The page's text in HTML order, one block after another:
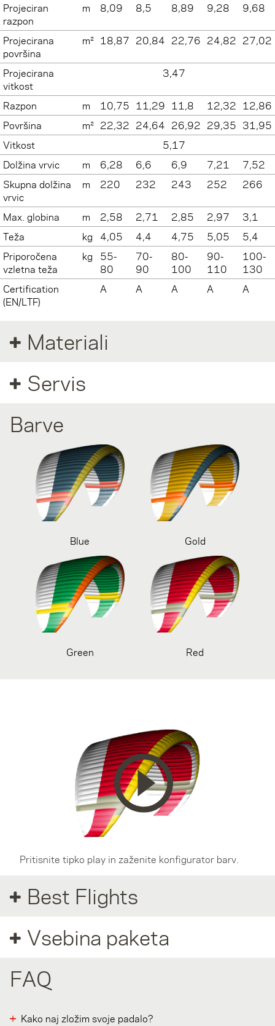
Projeciran
razpon
m 8,09 8,5 8,89 9,28 9,68
Projecirana
površina
m² 18,87 20,84 22,76 24,82 27,02
Projecirana
vitkost
3,47
Razpon m 10,75 11,29 11,8 12,32 12,86
Površina
m² 22,32 24,64 26,92 29,35 31,95
Vitkost
5,17
Dolžina vrvic
m 6,28 6,6 6,9 7,21
7,52
Skupna dolžina
vrvic
m 220 232 243 252 266
Max. globina m 2,58 2,71 2,85 2,97
3,1
Teža
kg 4,05 4,4 4,75 5,05
5,4
Priporočena
vzletna teža
kg
55-
80
70-
90
80-
100
90-
110
100-
130
Certification
(EN/LTF)
A A A A A
Materiali
Servis
Barve
Blue Gold
Green Red
Pritisnite tipko play in zaženite konfigurator barv.
Best Flights
Vsebina paketa
FAQ
Kako naj zložim svoje padalo?